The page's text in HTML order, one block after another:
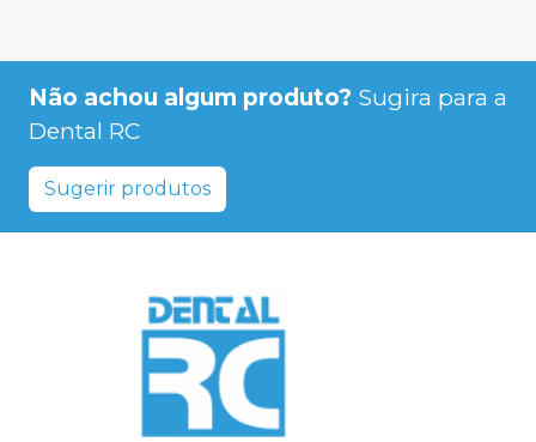
Não achou algum produto? Sugira para a
Dental RC
Sugerir produtos